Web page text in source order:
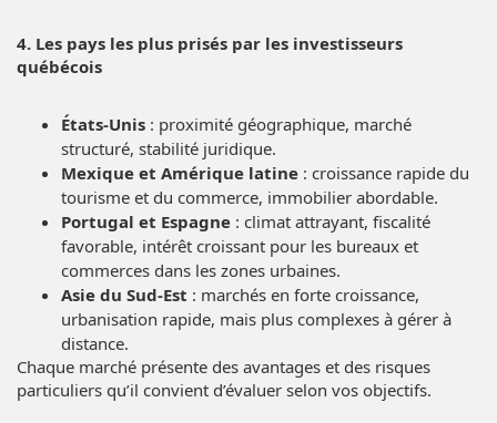
4. Les pays les plus prisés par les investisseurs
québécois
États-Unis : proximité géographique, marché
structuré, stabilité juridique.
Mexique et Amérique latine : croissance rapide du
tourisme et du commerce, immobilier abordable.
Portugal et Espagne : climat attrayant, fiscalité
favorable, intérêt croissant pour les bureaux et
commerces dans les zones urbaines.
Asie du Sud-Est : marchés en forte croissance,
urbanisation rapide, mais plus complexes à gérer à
distance.
Chaque marché présente des avantages et des risques
particuliers qu’il convient d’évaluer selon vos objectifs.